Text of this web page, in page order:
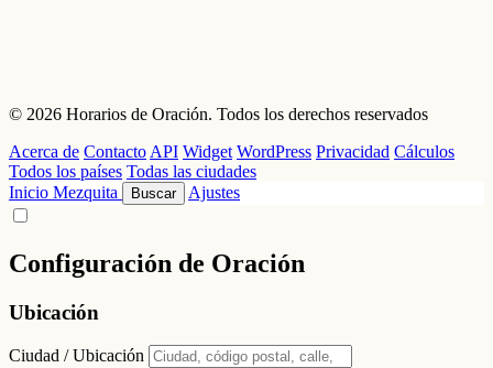
© 2026 Horarios de Oración. Todos los derechos reservados
Acerca de Contacto API Widget WordPress Privacidad Cálculos
Todos los países Todas las ciudades
Inicio Mezquita Buscar Ajustes
Configuración de Oración
Ubicación
Ciudad / Ubicación